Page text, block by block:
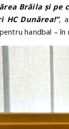
Brăila și
HC Dunărea!”,
handbal –